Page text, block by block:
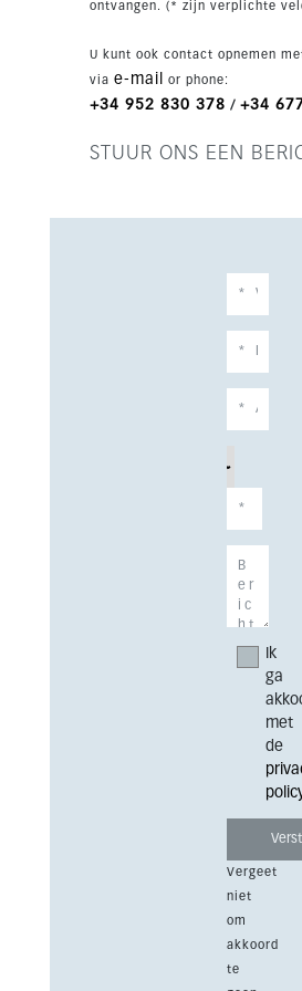
ontvangen. (* zijn verplichte
U kunt ook contact opnemen
via e-mail or phone:
+34 952 830 378 / +34
STUUR ONS EEN
Ik
ga
met
de
Vergeet
niet
om
akkoord
te